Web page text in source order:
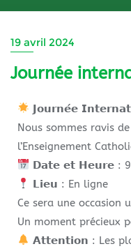
19 avril 2024
Journée
𝗝𝗼𝘂𝗿𝗻𝗲́𝗲
Nous sommes ravis
l’Enseignement
𝗗𝗮𝘁𝗲 𝗲𝘁 𝗛𝗲𝘂𝗿𝗲 : 9
𝗟𝗶𝗲𝘂 : En ligne
Ce sera une occasion
Un moment précieux
𝗔𝘁𝘁𝗲𝗻𝘁𝗶𝗼𝗻 : Les